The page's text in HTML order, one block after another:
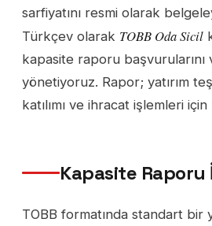
sarfiyatını resmi olarak
Türkçev olarak TOBB Oda Sicil
kapasite raporu
yönetiyoruz. Rapor; yatırım
katılımı ve ihracat işlemleri
Kapasite Raporu
TOBB formatında standart bir